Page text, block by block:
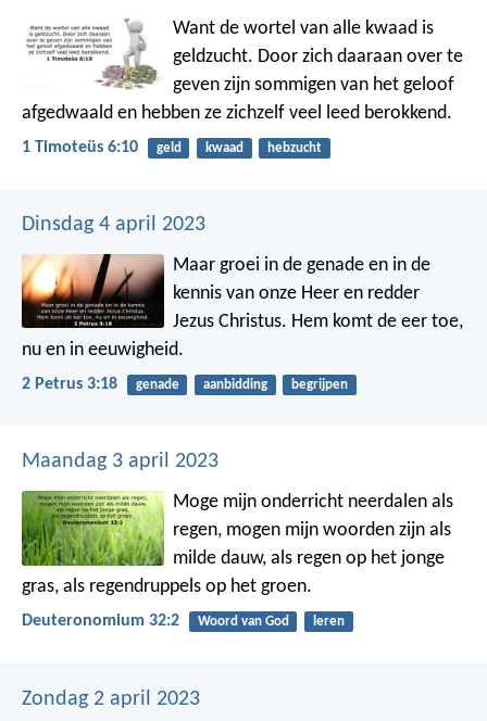
Want de wortel van alle kwaad is
geldzucht. Door zich daaraan over te
geven zijn sommigen van het geloof
afgedwaald en hebben ze zichzelf veel leed berokkend.
1 Timoteüs 6:10 geld kwaad hebzucht
Dinsdag 4 april 2023
Maar groei in de genade en in de
kennis van onze Heer en redder
Jezus Christus. Hem komt de eer toe,
nu en in eeuwigheid.
2 Petrus 3:18 genade aanbidding begrijpen
Maandag 3 april 2023
Moge mijn onderricht neerdalen als
regen, mogen mijn woorden zijn als
milde dauw, als regen op het jonge
gras, als regendruppels op het groen.
Deuteronomium 32:2 Woord van God leren
Zondag 2 april 2023